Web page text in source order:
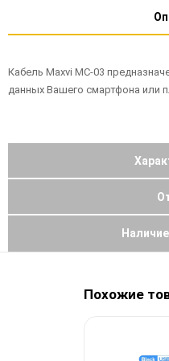
Кабель Maxvi MC-03
данных Вашего смартфона или
Похожие